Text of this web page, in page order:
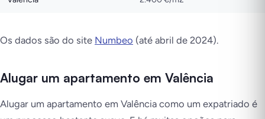
Os dados são do site Numbeo (até abril de 2024).
Alugar um apartamento em Valência
Alugar um apartamento em Valência como um expatriado é